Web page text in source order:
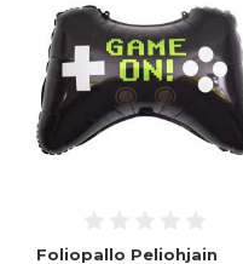
Foliopallo Peliohjain